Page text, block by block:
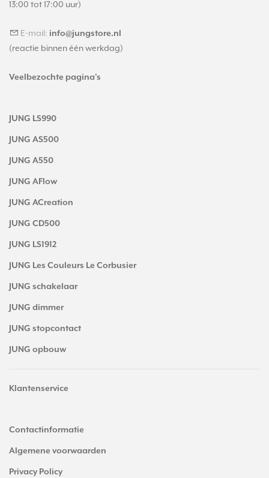
13:00 tot 17:00 uur)
E-mail: info@jungstore.nl
(reactie binnen één werkdag)
Veelbezochte pagina's
JUNG LS990
JUNG AS500
JUNG A550
JUNG AFlow
JUNG ACreation
JUNG CD500
JUNG LS1912
JUNG Les Couleurs Le Corbusier
JUNG schakelaar
JUNG dimmer
JUNG stopcontact
JUNG opbouw
Klantenservice
Contactinformatie
Algemene voorwaarden
Privacy Policy